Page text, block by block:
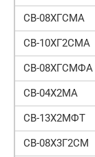
СВ-08ХГСМА
СВ-10ХГ2СМА
СВ-08ХГСМФА
СВ-04Х2МА
СВ-13Х2МФТ
СВ-08Х3Г2СМ